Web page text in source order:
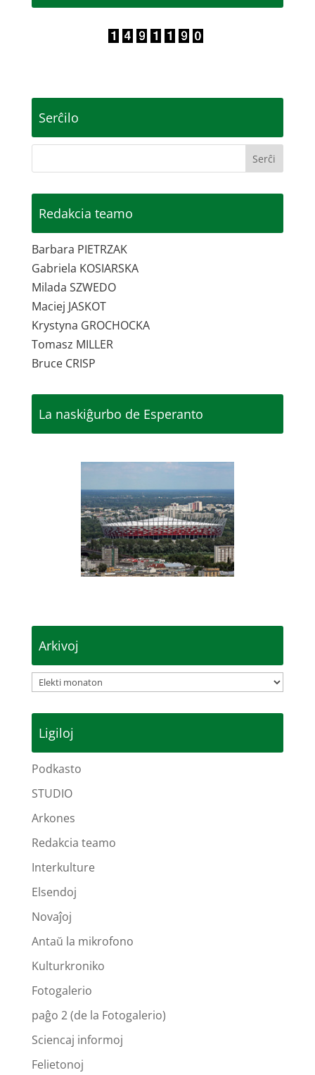
Serĉilo
Redakcia teamo
Barbara PIETRZAK
Gabriela KOSIARSKA
Milada SZWEDO
Maciej JASKOT
Krystyna GROCHOCKA
Tomasz MILLER
Bruce CRISP
La naskiĝurbo de Esperanto
Arkivoj
Arkivoj
Ligiloj
Podkasto
STUDIO
Arkones
Redakcia teamo
Interkulture
Elsendoj
Novaĵoj
Antaŭ la mikrofono
Kulturkroniko
Fotogalerio
paĝo 2 (de la Fotogalerio)
Sciencaj informoj
Felietonoj